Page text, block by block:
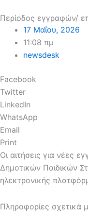
Περίοδος εγγραφών/
17 Μαΐου, 2026
11:08 πμ
newsdesk
Facebook
Twitter
LinkedIn
WhatsApp
Email
Print
Οι αιτήσεις για νέες
Δημοτικών Παιδικών
ηλεκτρονικής
Πληροφορίες σχετικά